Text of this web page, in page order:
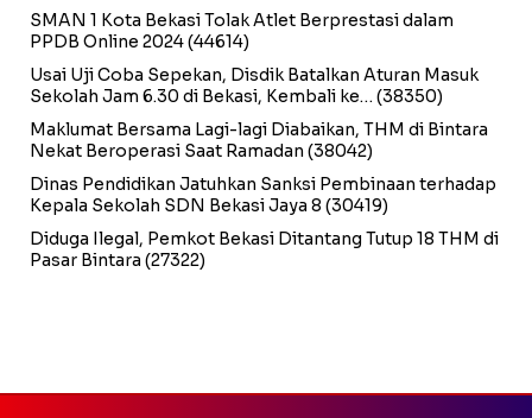
SMAN 1 Kota Bekasi Tolak Atlet Berprestasi dalam
PPDB Online 2024(44614)
Usai Uji Coba Sepekan, Disdik Batalkan Aturan Masuk
Sekolah Jam 6.30 di Bekasi, Kembali ke… (38350)
Maklumat Bersama Lagi-lagi Diabaikan, THM di Bintara
Nekat Beroperasi Saat Ramadan (38042)
Dinas Pendidikan Jatuhkan Sanksi Pembinaan terhadap
Kepala Sekolah SDN Bekasi Jaya 8 (30419)
Diduga Ilegal, Pemkot Bekasi Ditantang Tutup 18 THM di
Pasar Bintara (27322)